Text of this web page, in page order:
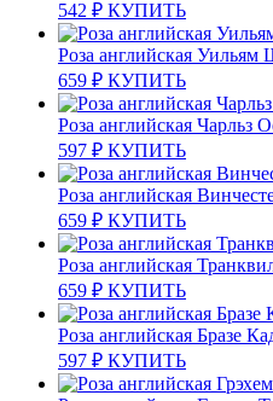
542 ₽ КУПИТЬ
Роза английская
659 ₽ КУПИТЬ
Роза английская Чарльз
597 ₽ КУПИТЬ
Роза английская
659 ₽ КУПИТЬ
Роза английская
659 ₽ КУПИТЬ
Роза английская Бразе
597 ₽ КУПИТЬ